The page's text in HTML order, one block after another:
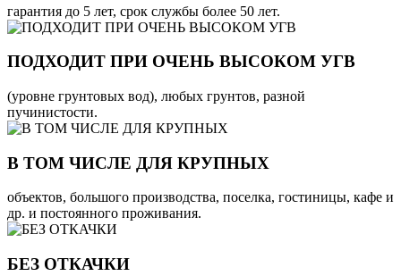
гарантия до 5 лет, срок службы более 50 лет.
ПОДХОДИТ ПРИ ОЧЕНЬ ВЫСОКОМ УГВ
(уровне грунтовых вод), любых грунтов, разной
пучинистости.
В ТОМ ЧИСЛЕ ДЛЯ КРУПНЫХ
объектов, большого производства, поселка, гостиницы, кафе и
др. и постоянного проживания.
БЕЗ ОТКАЧКИ